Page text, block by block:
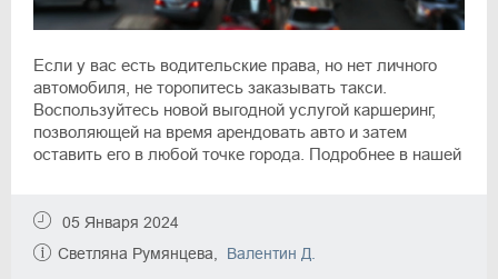
Если у вас есть водительские права, но нет личного
автомобиля, не торопитесь заказывать такси.
Воспользуйтесь новой выгодной услугой каршеринг,
позволяющей на время арендовать авто и затем
оставить его в любой точке города. Подробнее в нашей
05 Января 2024
Светляна Румянцева, Валентин Д.